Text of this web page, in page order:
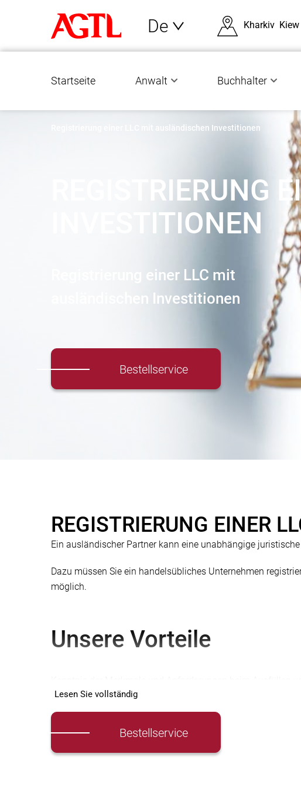
De Kharkiv Kiew
Startseite Anwalt Buchhalter
Registrierung einer LLC mit ausländischen Investitionen
REGISTRIERUNG
INVESTITIONEN
Registrierung einer LLC mit
ausländischen Investitionen
Bestellservice
REGISTRIERUNG EINER
Ein ausländischer Partner kann eine unabhängige
Dazu müssen Sie ein handelsübliches Unternehmen
möglich.
Unsere Vorteile
Kenntnisse der Branchennuancen der Geschäftstätigkeit in
Lesen Sie vollständig
Bestellservice